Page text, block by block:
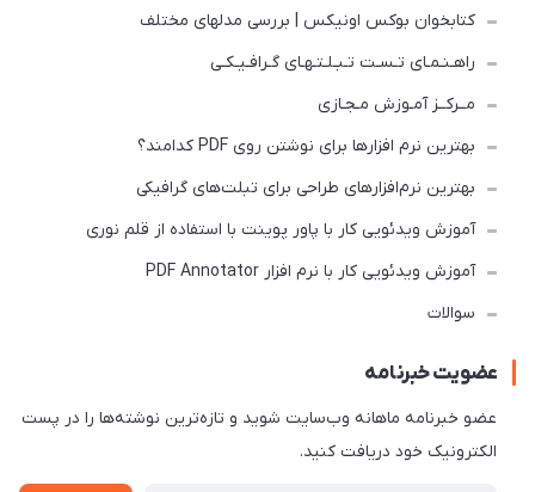
کتابخوان بوکس اونیکس | بررسی مدلهای مختلف
راهـنـمـای تـسـت تـبـلـتـهـای گـرافـیـکـی
مــرکــز آمـوزش مـجـازی
بهترین نرم افزارها برای نوشتن روی PDF کدامند؟
بهترین نرم‌افزارهای طراحی برای تبلت‌های گرافیکی
آموزش ویدئویی کار با پاور پوینت با استفاده از قلم نوری
آموزش ویدئویی کار با نرم افزار PDF Annotator
سوالات
عضویت خبرنامه
عضو خبرنامه ماهانه وب‌سایت شوید و تازه‌ترین نوشته‌ها را در پست
الکترونیک خود دریافت کنید.